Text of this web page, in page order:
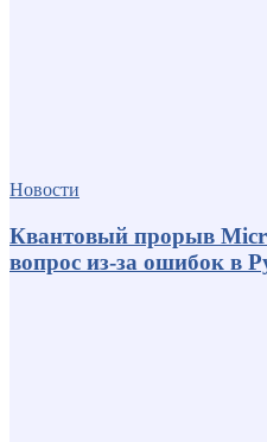
Новости
Квантовый прорыв
вопрос из-за ошибок в